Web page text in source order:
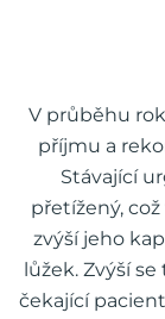
V průběhu
příjmu a
Stávající
přetížený,
zvýší jeho
lůžek. Zvýší
čekající